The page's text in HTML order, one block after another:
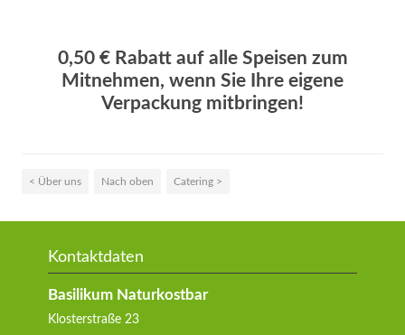
0,50 € Rabatt auf alle Speisen zum
Mitnehmen, wenn Sie Ihre eigene
Verpackung mitbringen!
< Über uns Nach oben Catering >
Kontaktdaten
Basilikum Naturkostbar
Klosterstraße 23